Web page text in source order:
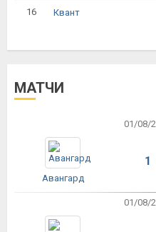
16 Квант
МАТЧИ
01/08/
Авангард
1
01/08/